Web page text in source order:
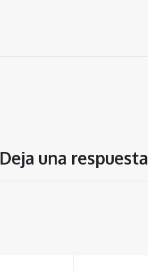
Deja una respuesta